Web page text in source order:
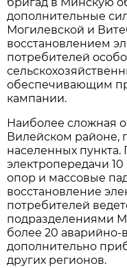
дополнительные
Могилевской и
восстановлением
потребителей
обеспечивающим
кампании.
Наиболее сложная
Вилейском районе,
населенных
электропередачи
опор и массовые
восстановление
потребителей
подразделениями
более 20 аварийно-
дополнительно
других регионов.